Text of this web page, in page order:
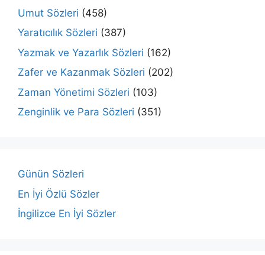
Umut Sözleri (458)
Yaratıcılık Sözleri (387)
Yazmak ve Yazarlık Sözleri (162)
Zafer ve Kazanmak Sözleri (202)
Zaman Yönetimi Sözleri (103)
Zenginlik ve Para Sözleri (351)
Günün Sözleri
En İyi Özlü Sözler
İngilizce En İyi Sözler